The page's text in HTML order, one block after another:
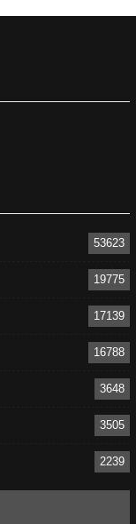
53623
19775
17139
16788
3648
3505
2239